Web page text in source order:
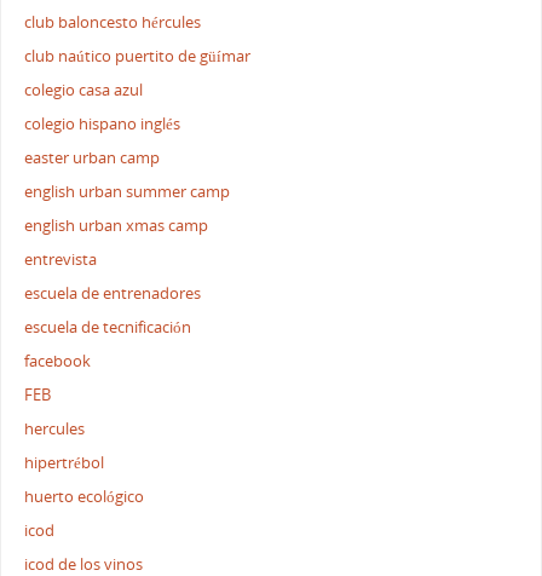
club baloncesto hércules
club naútico puertito de güímar
colegio casa azul
colegio hispano inglés
easter urban camp
english urban summer camp
english urban xmas camp
entrevista
escuela de entrenadores
escuela de tecnificación
facebook
FEB
hercules
hipertrébol
huerto ecológico
icod
icod de los vinos